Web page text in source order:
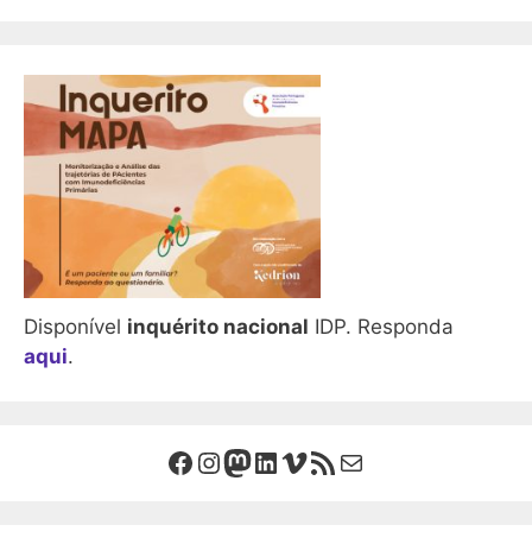
Disponível inquérito nacional IDP. Responda
aqui.
Facebook
Instagram
Mastodon
LinkedIn
Vimeo
Feed RSS
Mail